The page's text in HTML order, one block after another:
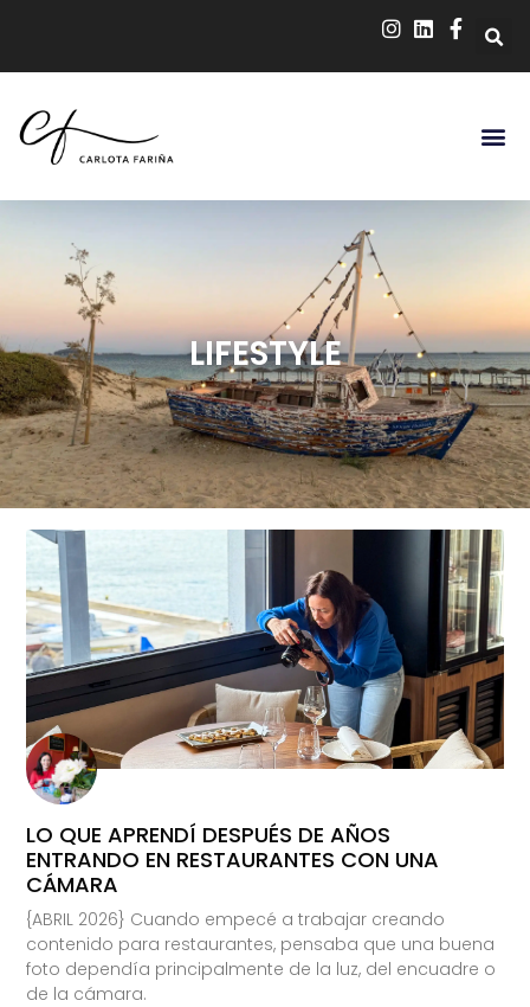
LIFESTYLE
LO QUE APRENDÍ DESPUÉS DE AÑOS
ENTRANDO EN RESTAURANTES CON UNA
CÁMARA
{ABRIL 2026} Cuando empecé a trabajar creando
contenido para restaurantes, pensaba que una buena
foto dependía principalmente de la luz, del encuadre o
de la cámara.